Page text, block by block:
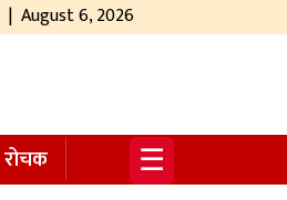
| August 6, 2026
☰
रोचक